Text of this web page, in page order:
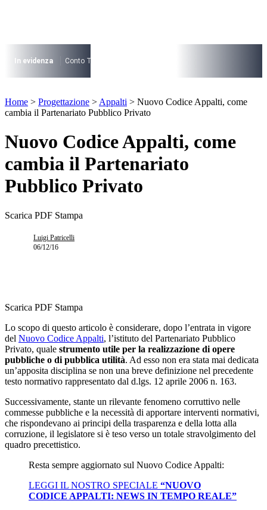
I più cercati
Lorem ipsum dolor sit amet consectetur
Lorem ipsum dolor sit amet consectetur
In evidenza Conto Termico
Lorem ipsum dolor sit amet consectetur
Home > Progettazione > Appalti > Nuovo Codice Appalti, come
cambia il Partenariato Pubblico Privato
Nuovo Codice Appalti, come
cambia il Partenariato
Pubblico Privato
Scarica PDF Stampa
Luigi Patricelli
06/12/16
Scarica PDF Stampa
Lo scopo di questo articolo è considerare, dopo l’entrata in vigore
del Nuovo Codice Appalti, l’istituto del Partenariato Pubblico
Privato, quale strumento utile per la realizzazione di opere
pubbliche o di pubblica utilità. Ad esso non era stata mai dedicata
un’apposita disciplina se non una breve definizione nel precedente
testo normativo rappresentato dal d.lgs. 12 aprile 2006 n. 163.
Successivamente, stante un rilevante fenomeno corruttivo nelle
commesse pubbliche e la necessità di apportare interventi normativi,
che rispondevano ai principi della trasparenza e della lotta alla
corruzione, il legislatore si è teso verso un totale stravolgimento del
quadro precettistico.
Resta sempre aggiornato sul Nuovo Codice Appalti:
LEGGI IL NOSTRO SPECIALE “NUOVO
CODICE APPALTI: NEWS IN TEMPO REALE”